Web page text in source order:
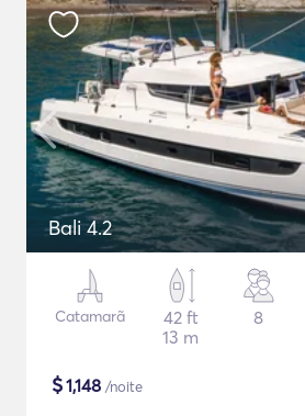
Bali 4.2
Catamarã
42 ft
13 m
8
$1,148 /noite